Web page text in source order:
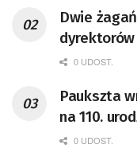
Dwie
dyrektorów
0 UDOST.
Paukszta
na 110.
0 UDOST.